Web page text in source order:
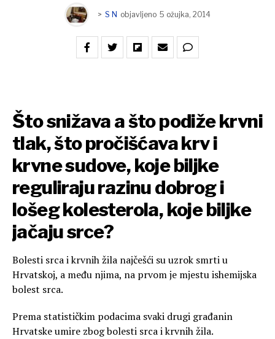
> S N objavljeno 5 ožujka, 2014
Što snižava a što podiže krvni
tlak, što pročišćava krv i
krvne sudove, koje biljke
reguliraju razinu dobrog i
lošeg kolesterola, koje biljke
jačaju srce?
Bolesti srca i krvnih žila najčešći su uzrok smrti u
Hrvatskoj, a među njima, na prvom je mjestu ishemijska
bolest srca.
Prema statističkim podacima svaki drugi građanin
Hrvatske umire zbog bolesti srca i krvnih žila.